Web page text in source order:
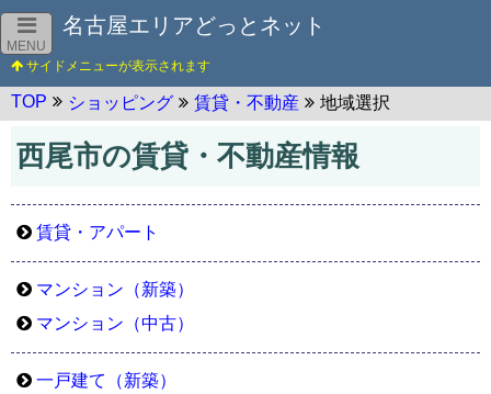
MENU
名古屋エリアどっとネット
TOP ショッピング 賃貸・不動産 地域選択
西尾市の賃貸・不動産情報
賃貸・アパート
マンション（新築）
マンション（中古）
一戸建て（新築）